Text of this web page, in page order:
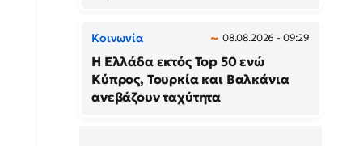
Κοινωνία 08.08.2026 - 09:29
Η Ελλάδα εκτός Top 50 ενώ
Κύπρος, Τουρκία και Βαλκάνια
ανεβάζουν ταχύτητα